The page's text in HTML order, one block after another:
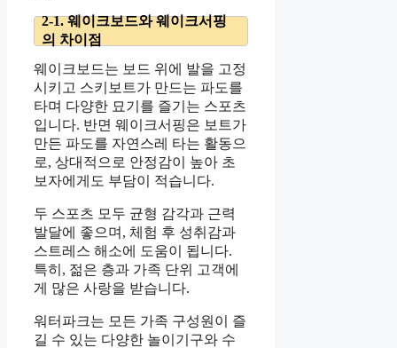
2-1. 웨이크보드와 웨이크서핑
의 차이점
웨이크보드는 보드 위에 발을 고정
시키고 스키보트가 만드는 파도를
타며 다양한 묘기를 즐기는 스포츠
입니다. 반면 웨이크서핑은 보트가
만든 파도를 자연스레 타는 활동으
로, 상대적으로 안정감이 높아 초
보자에게도 부담이 적습니다.
두 스포츠 모두 균형 감각과 근력
발달에 좋으며, 체험 후 성취감과
스트레스 해소에 도움이 됩니다.
특히, 젊은 층과 가족 단위 고객에
게 많은 사랑을 받습니다.
워터파크는 모든 가족 구성원이 즐
길 수 있는 다양한 놀이기구와 수